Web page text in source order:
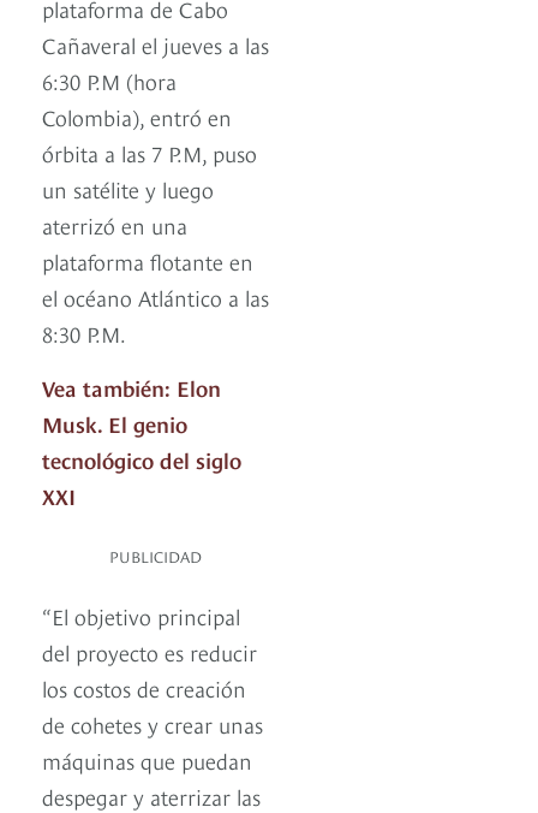
plataforma de Cabo
Cañaveral el jueves a las
6:30 P.M (hora
Colombia), entró en
órbita a las 7 P.M, puso
un satélite y luego
aterrizó en una
plataforma flotante en
el océano Atlántico a las
8:30 P.M.
Vea también: Elon
Musk. El genio
tecnológico del siglo
XXI
PUBLICIDAD
“El objetivo principal
del proyecto es reducir
los costos de creación
de cohetes y crear unas
máquinas que puedan
despegar y aterrizar las